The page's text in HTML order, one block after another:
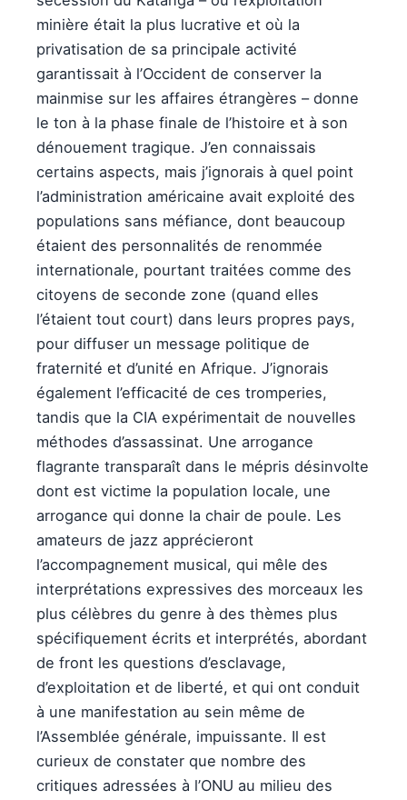
minière était la plus lucrative et où la
privatisation de sa principale activité
garantissait à l’Occident de conserver la
mainmise sur les affaires étrangères – donne
le ton à la phase finale de l’histoire et à son
dénouement tragique. J’en connaissais
certains aspects, mais j’ignorais à quel point
l’administration américaine avait exploité des
populations sans méfiance, dont beaucoup
étaient des personnalités de renommée
internationale, pourtant traitées comme des
citoyens de seconde zone (quand elles
l’étaient tout court) dans leurs propres pays,
pour diffuser un message politique de
fraternité et d’unité en Afrique. J’ignorais
également l’efficacité de ces tromperies,
tandis que la CIA expérimentait de nouvelles
méthodes d’assassinat. Une arrogance
flagrante transparaît dans le mépris désinvolte
dont est victime la population locale, une
arrogance qui donne la chair de poule. Les
amateurs de jazz apprécieront
l’accompagnement musical, qui mêle des
interprétations expressives des morceaux les
plus célèbres du genre à des thèmes plus
spécifiquement écrits et interprétés, abordant
de front les questions d’esclavage,
d’exploitation et de liberté, et qui ont conduit
à une manifestation au sein même de
l’Assemblée générale, impuissante. Il est
curieux de constater que nombre des
critiques adressées à l’ONU au milieu des